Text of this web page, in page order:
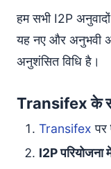
हम सभी I2P
यह नए और अनुभवी
अनुशंसित विधि है।
Transifex के
Transifex पर
I2P परियोजना